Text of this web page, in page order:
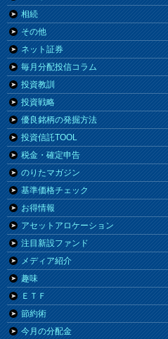
相続
その他
ネット証券
毎月分配投信コラム
投資教訓
投資戦略
優良銘柄の発掘方法
投資信託TOOL
税金・確定申告
のりたマガジン
基準価格チェック
お得情報
アセットアロケーション
注目新設ファンド
メディア紹介
趣味
ＥＴＦ
節約術
今月の分配金